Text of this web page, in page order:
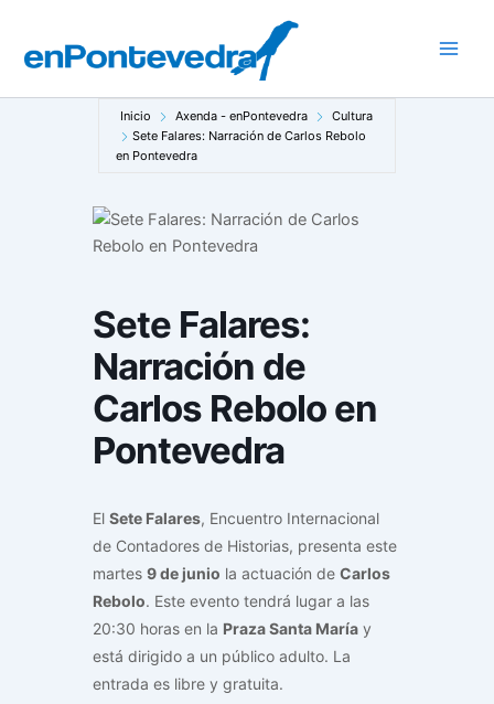
contenido
Inicio Axenda - enPontevedra
Cultura
Sete Falares: Narración de Carlos Rebolo
en Pontevedra
Sete Falares:
Narración de
Carlos Rebolo en
Pontevedra
El Sete Falares, Encuentro Internacional
de Contadores de Historias, presenta este
martes 9 de junio la actuación de Carlos
Rebolo. Este evento tendrá lugar a las
20:30 horas en la Praza Santa María y
está dirigido a un público adulto. La
entrada es libre y gratuita.